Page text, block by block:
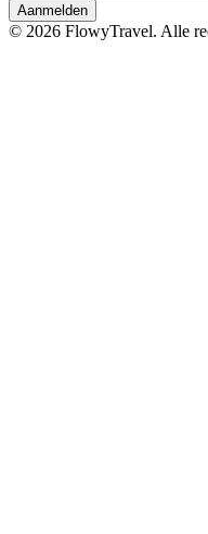
Aanmelden
© 2026 FlowyTravel. Alle